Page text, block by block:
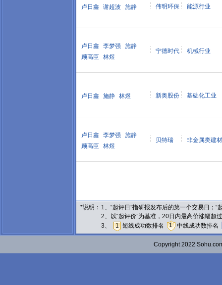
卢日鑫 谢超波 施静 伟明环保 能源行业
卢日鑫 李梦强 施静
顾高臣
林煜
宁德时代 机械行业
卢日鑫 施静 林煜 新奥股份 基础化工业
卢日鑫 李梦强 施静
顾高臣
林煜
贝特瑞 非金属类建
*说明： 1、“起评日”指研报发布后的第一个交易日；
2、以“起评价”为基准，20日内最高价涨幅
3、
1 短线成功数排名 1 中线成功数排名
Copyright 2022